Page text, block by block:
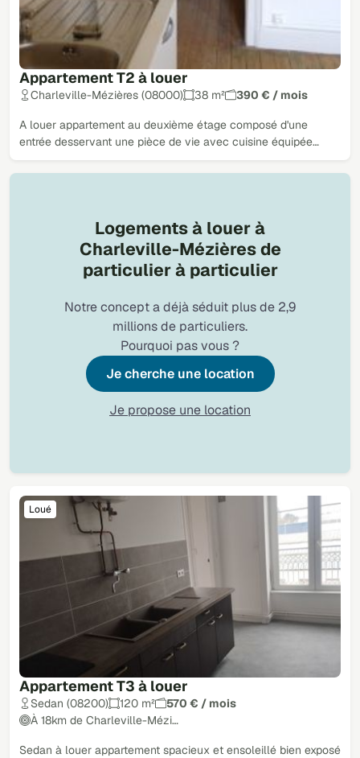
Appartement T2 à louer
Charleville-Mézières (08000) 38 m² 390 € / mois
A louer appartement au deuxième étage composé d'une
entrée desservant une pièce de vie avec cuisine équipée…
Appartement T3 à louer
Loué
Sedan (08200) 120 m²
570 € / mois
À 18km de Charleville-Mézi…
Sedan à louer appartement spacieux et ensoleillé bien exposé
Logements à louer à
Charleville-Mézières de
particulier à particulier
Notre concept a déjà séduit plus de 2,9
millions de particuliers.
Pourquoi pas vous ?
Je cherche une location
Je propose une location